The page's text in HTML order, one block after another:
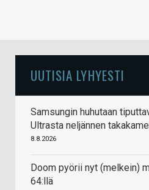
UUTISIA LYHYESTI
Samsungin huhutaan
Ultrasta neljännen
8.8.2026
Doom pyörii nyt (melkein)
64:llä